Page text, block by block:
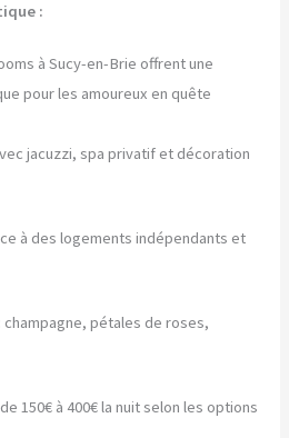
:
à Sucy-en-Brie offrent une
pour les amoureux en quête
jacuzzi, spa privatif et décoration
à des logements indépendants et
champagne, pétales de roses,
150€ à 400€ la nuit selon les options